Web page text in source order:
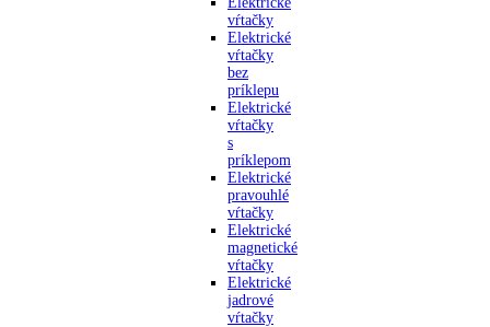
vŕtačky
Elektrické
vŕtačky
bez
príklepu
Elektrické
vŕtačky
s
príklepom
Elektrické
pravouhlé
vŕtačky
Elektrické
magnetické
vŕtačky
Elektrické
jadrové
vŕtačky